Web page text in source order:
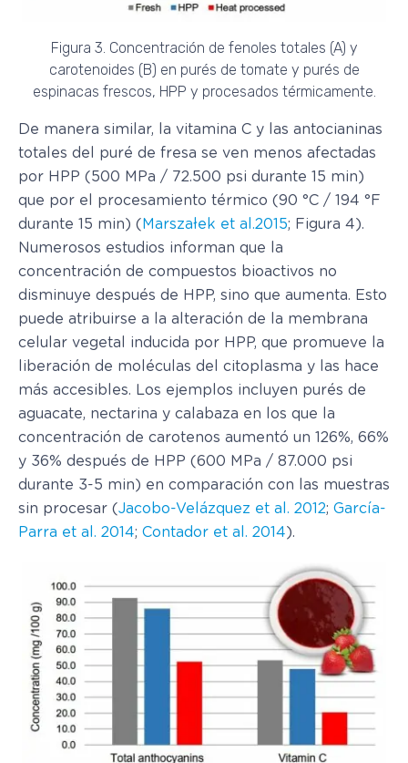
Figura 3. Concentración de fenoles totales (A) y
carotenoides (B) en purés de tomate y purés de
espinacas frescos, HPP y procesados térmicamente.
De manera similar, la vitamina C y las antocianinas
totales del puré de fresa se ven menos afectadas
por HPP (500 MPa / 72.500 psi durante 15 min)
que por el procesamiento térmico (90 °C / 194 °F
durante 15 min) ( Marszałek et al.2015; Figura 4).
Numerosos estudios informan que la
concentración de compuestos bioactivos no
disminuye después de HPP, sino que aumenta. Esto
puede atribuirse a la alteración de la membrana
celular vegetal inducida por HPP, que promueve la
liberación de moléculas del citoplasma y las hace
más accesibles. Los ejemplos incluyen purés de
aguacate, nectarina y calabaza en los que la
concentración de carotenos aumentó un 126%, 66%
y 36% después de HPP (600 MPa / 87.000 psi
durante 3-5 min) en comparación con las muestras
sin procesar (Jacobo-Velázquez et al. 2012; García-
Parra et al. 2014; Contador et al. 2014).